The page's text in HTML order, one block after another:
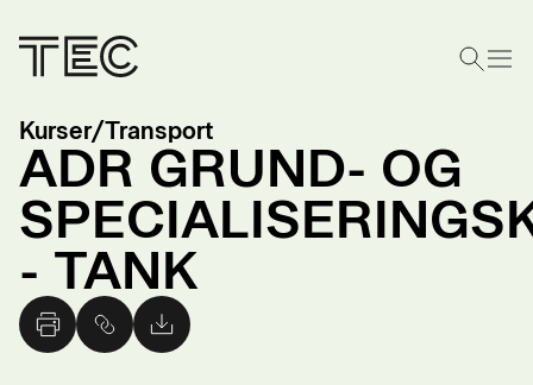
Kurser/Transport
ADR GRUND- OG
- TANK